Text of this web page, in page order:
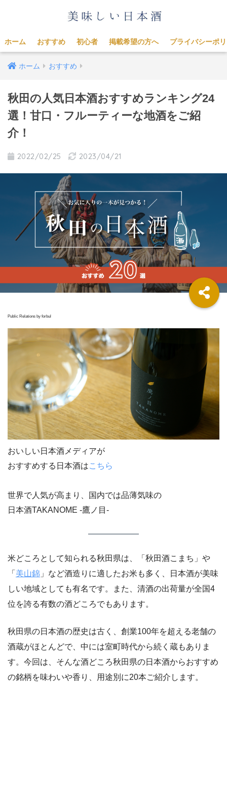
ホーム おすすめ 初心者 掲載希望の方へ プライバシーポ
ホーム おすすめ
秋田の人気日本酒おすすめランキング24
選！甘口・フルーティーな地酒をご紹
介！
2022/02/25 2023/04/21
Public Relations by forbul
おいしい日本酒メディアが
おすすめする日本酒はこちら
世界で人気が高まり、国内では品薄気味の
日本酒TAKANOME -鷹ノ目-
米どころとして知られる秋田県は、「秋田酒こまち」や
「 美山錦 」など酒造りに適したお米も多く、日本酒が美味
しい地域としても有名です。また、清酒の出荷量が全国4
位を誇る有数の酒どころでもあります。
秋田県の日本酒の歴史は古く、創業100年を超える老舗の
酒蔵がほとんどで、中には室町時代から続く蔵もありま
す。今回は、そんな酒どころ秋田県の日本酒からおすすめ
の銘柄を味わいや香り、用途別に20本ご紹介します。